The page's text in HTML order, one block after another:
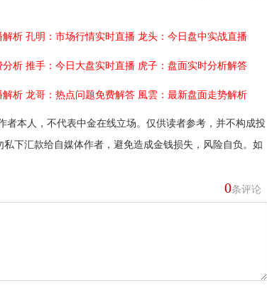
解析 孔明：市场行情实时直播 龙头：今日盘中实战直播
分析 推手：今日大盘实时直播 虎子：盘面实时分析解答
解析 龙哥：热点问题免费解答 風雲：最新盘面走势解析
本人，不代表中金在线立场。仅供读者参考，并不构成投
下汇款给自媒体作者，避免造成金钱损失，风险自负。如
0条评论